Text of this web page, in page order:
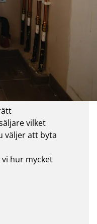
vilket
väljer att byta
hur mycket